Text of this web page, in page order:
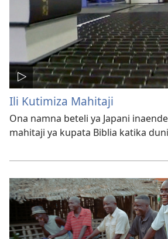
Ili Kutimiza Mahitaji
Ona namna beteli ya Japani
mahitaji ya kupata Biblia katika